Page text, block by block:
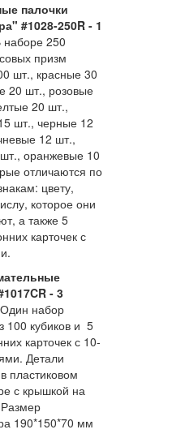
палочки
#1028-250R - 1
наборе 250
призм
шт., красные 30
20 шт., розовые
20 шт.,
шт., черные 12
12 шт.,
оранжевые 10
отличаются по
цвету,
которое они
, а также 5
карточек с
- 3
Один набор
100 кубиков и 5
карточек с 10-
Детали
пластиковом
с крышкой на
190*150*70 мм